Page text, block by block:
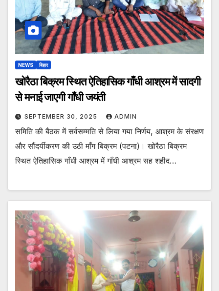
NEWS बिहार
खोरैठा बिक्रम स्थित ऐतिहासिक गाँधी आश्रम में सादगी
से मनाई जाएगी गाँधी जयंती
SEPTEMBER 30, 2025 ADMIN
समिति की बैठक में सर्वसम्मति से लिया गया निर्णय, आश्रम के संरक्षण
और सौंदर्यीकरण की उठी माँग बिक्रम (पटना)। खोरैठा बिक्रम
स्थित ऐतिहासिक गाँधी आश्रम में गाँधी आश्रम सह शहीद…